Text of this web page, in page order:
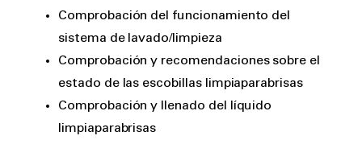
Comprobación del funcionamiento del
sistema de lavado/limpieza
Comprobación y recomendaciones sobre el
estado de las escobillas limpiaparabrisas
Comprobación y llenado del líquido
limpiaparabrisas